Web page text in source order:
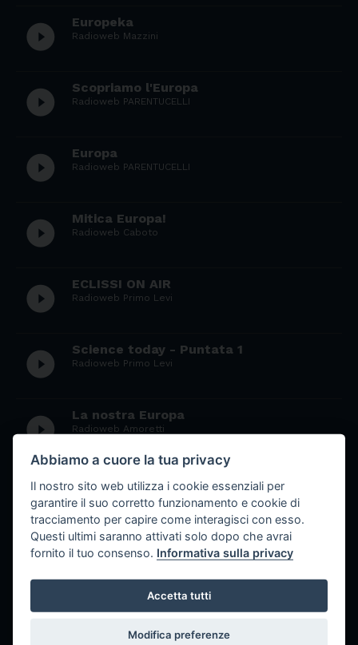
play_circle_filled Europeka
Radioweb Mazzini
play_circle_filled Scopriamo l'Europa
Radioweb PARENTUCELLI
play_circle_filled Europa
Radioweb PARENTUCELLI
play_circle_filled Mitica Europa!
Radioweb Caboto
play_circle_filled ECLISSI ON AIR
Radioweb Primo Levi
play_circle_filled Science today - Puntata 1
Radioweb Primo Levi
play_circle_filled La nostra Europa
Radioweb Amoretti
play_circle_filled
La donna ieri, oggi e domani - Puntata
7
Radioweb Primo Levi
play_circle_filled
La donna ieri, oggi e domani - Puntata
6
Radioweb Primo Levi
Abbiamo a cuore la tua privacy
Il nostro sito web utilizza i cookie essenziali per
garantire il suo corretto funzionamento e cookie di
tracciamento per capire come interagisci con esso.
Questi ultimi saranno attivati solo dopo che avrai
fornito il tuo consenso. Informativa sulla privacy
Accetta tutti
Modifica preferenze